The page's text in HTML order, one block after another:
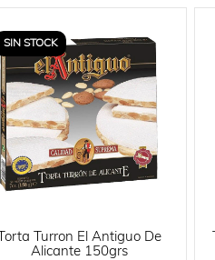
SIN STOCK
Torta Turron El Antiguo De
Alicante 150grs